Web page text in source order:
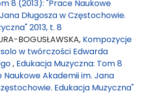
8 (2013): "Prace Naukowe
Długosza w Częstochowie.
2013, t. 8
BOGUSŁAWSKA, Kompozycje
w twórczości Edwarda
, Edukacja Muzyczna: Tom 8
Naukowe Akademii im. Jana
Edukacja Muzyczna"